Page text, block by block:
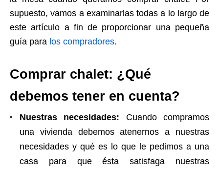
supuesto, vamos a examinarlas todas a lo largo de
este artículo a fin de proporcionar una pequeña
guía para los compradores.
Comprar chalet: ¿Qué
debemos tener en cuenta?
Nuestras necesidades: Cuando compramos
una vivienda debemos atenernos a nuestras
necesidades y qué es lo que le pedimos a una
casa para que ésta satisfaga nuestras